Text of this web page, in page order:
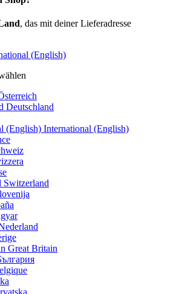
, das mit deiner Lieferadresse
(English)
Deutschland
International (English)
Switzerland
Great Britain